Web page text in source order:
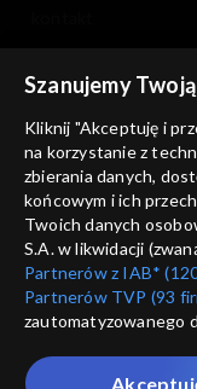
informacje o
Szanujemy
Kliknij "Akceptuję i
na korzystanie z
zbierania danych,
końcowym i ich
Twoich danych
S.A. w likwidacji
Partnerów z IAB*
Partnerów TVP (93
zautomatyzowanego
które wskazujemy